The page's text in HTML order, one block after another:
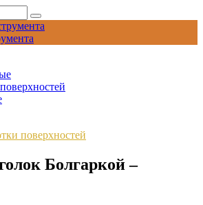
поверхностей
Болгаркой –